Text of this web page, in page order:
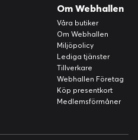
Om Webhallen
Våra butiker
Om Webhallen
Miljöpolicy
Lediga tjänster
Tillverkare
Webhallen Företag
Köp presentkort
Medlemsförmåner